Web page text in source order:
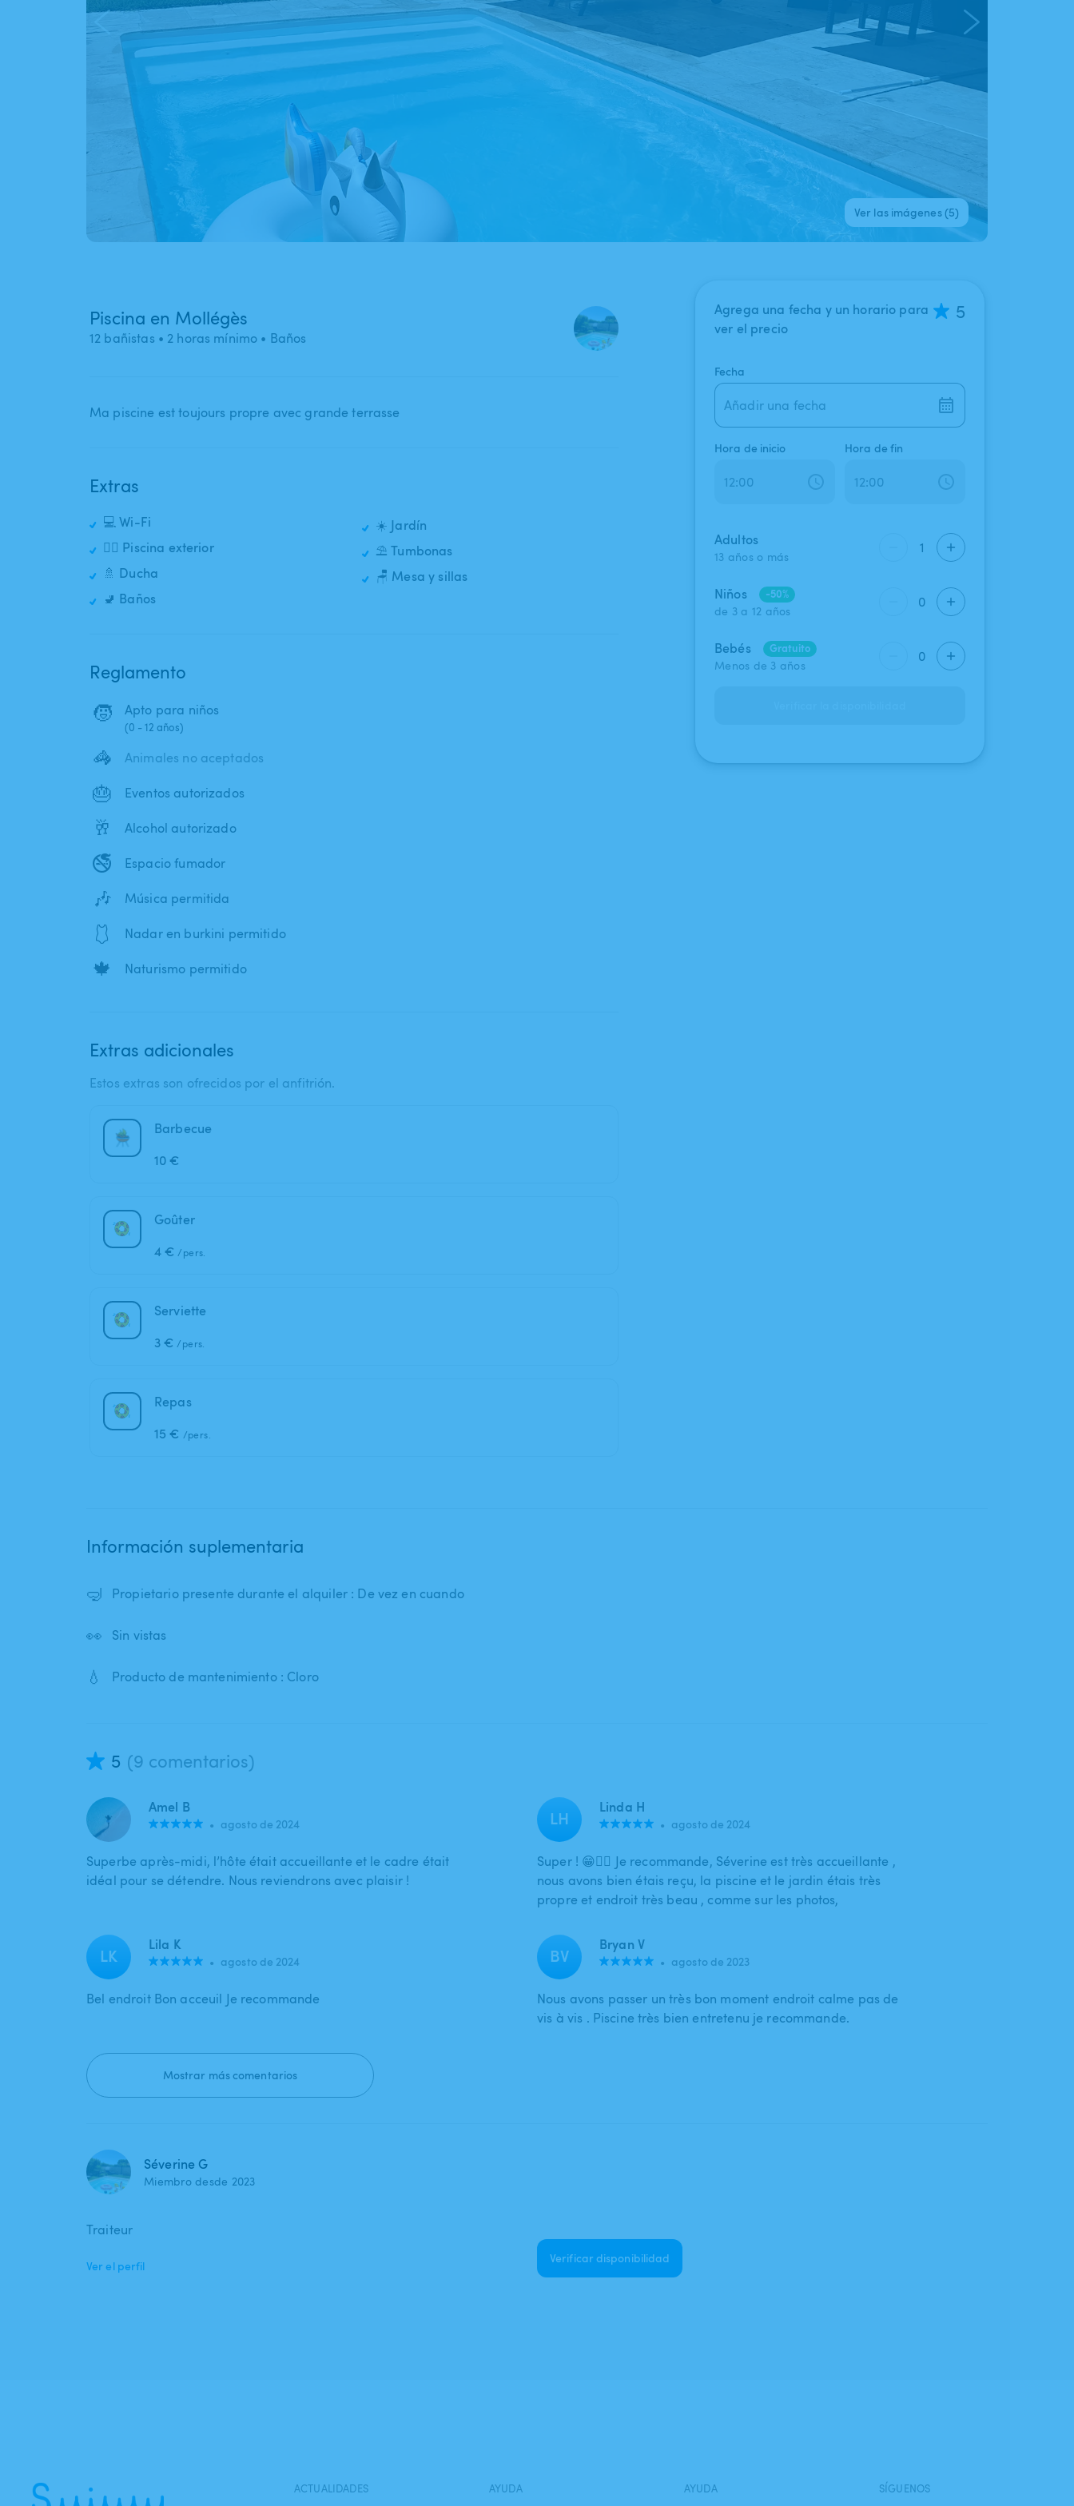
Ver las imágenes (5)
Piscina en Mollégès
12 bañistas • 2 horas mínimo • Baños
Ma piscine est toujours propre avec grande terrasse
Extras
💻 Wi-Fi
🏊‍♂️ Piscina exterior
🚿 Ducha
🚽 Baños
☀️ Jardín
⛱️ Tumbonas
🪑 Mesa y sillas
Reglamento
🧒 Apto para niños
(0 - 12 años)
🦓 Animales no aceptados
🎂 Eventos autorizados
🥂 Alcohol autorizado
🚭 Espacio fumador
🎶 Música permitida
🩱 Nadar en burkini permitido
🍁 Naturismo permitido
Extras adicionales
Estos extras son ofrecidos por el anfitrión.
Barbecue
10 €
Goûter
4 € /pers.
Serviette
3 € /pers.
Repas
15 € /pers.
Agrega una fecha y un horario para
ver el precio
5
Fecha
Añadir una fecha
Hora de inicio Hora de fin
Adultos
13 años o más
1
Niños
-50%
de 3 a 12 años
0
Bebés
Gratuito
Menos de 3 años
0
Información suplementaria
🤿 Propietario presente durante el alquiler : De vez en cuando
👀 Sin vistas
💧 Producto de mantenimiento : Cloro
5 (9 comentarios)
Amel B
• agosto de 2024
Superbe après-midi, l’hôte était accueillante et le cadre était
idéal pour se détendre. Nous reviendrons avec plaisir !
LH Linda H
• agosto de 2024
Super ! 😁👍🏻 Je recommande, Séverine est très accueillante ,
nous avons bien étais reçu, la piscine et le jardin étais très
propre et endroit très beau , comme sur les photos,
LK Lila K
• agosto de 2024
Bel endroit Bon acceuil Je recommande
BV Bryan V
• agosto de 2023
Nous avons passer un très bon moment endroit calme pas de
vis à vis . Piscine très bien entretenu je recommande.
Mostrar más comentarios
Séverine G
Miembro desde 2023
Traiteur
Ver el perfil
Verificar disponibilidad
ACTUALIDADES AYUDA AYUDA SÍGUENOS